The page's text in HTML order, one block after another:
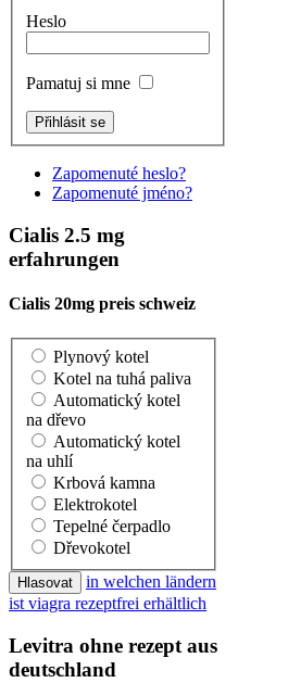
Heslo
Pamatuj si mne
Zapomenuté heslo?
Zapomenuté jméno?
Cialis 2.5 mg
erfahrungen
Cialis 20mg preis schweiz
Plynový kotel
Kotel na tuhá paliva
Automatický kotel
na dřevo
Automatický kotel
na uhlí
Krbová kamna
Elektrokotel
Tepelné čerpadlo
Dřevokotel
in welchen ländern
ist viagra rezeptfrei erhältlich
Levitra ohne rezept aus
deutschland